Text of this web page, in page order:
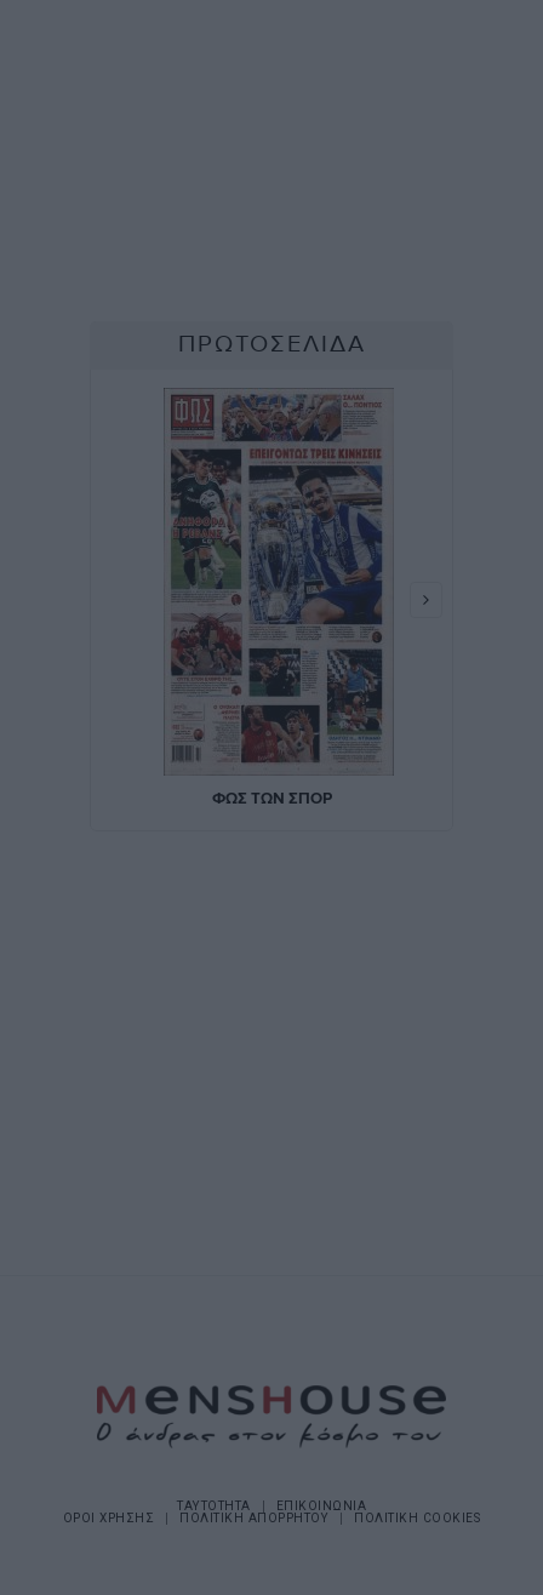
ΤΑΥΤΟΤΗΤΑ
ΕΠΙΚΟΙΝΩΝΙΑ
ΟΡΟΙ ΧΡΗΣΗΣ
ΠΟΛΙΤΙΚΗ ΑΠΟΡΡΗΤΟΥ ΠΟΛΙΤΙΚΗ COOKIES